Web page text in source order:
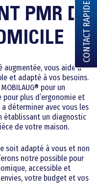
PMR DE
augmentée, vous aide à
et adapté à vos besoins.
pour un
plus d’ergonomie et
déterminer avec vous les
établissant un diagnostic
de votre maison.
soit adapté à vous et non
notre possible pour
accessible et
votre budget et vos
CONTACT RAPIDE